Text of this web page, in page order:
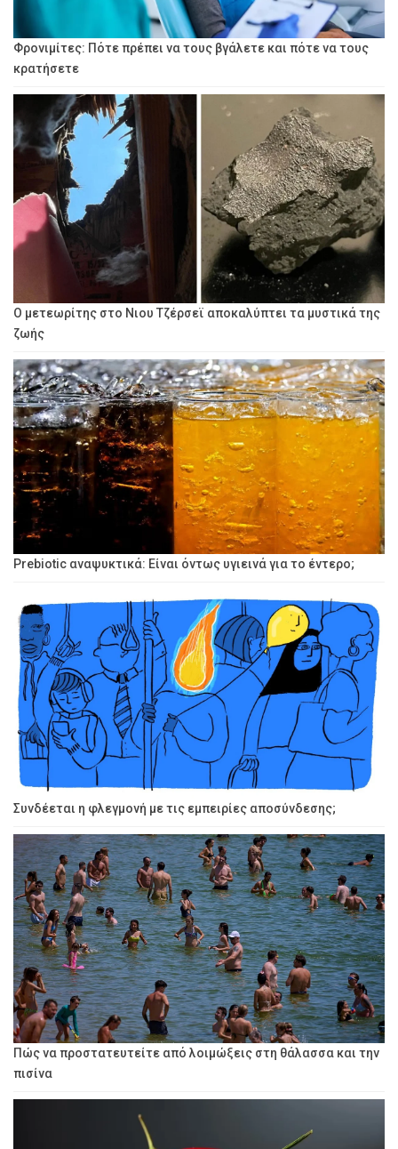
Φρονιμίτες: Πότε πρέπει να τους βγάλετε και πότε να τους
κρατήσετε
Ο μετεωρίτης στο Νιου Τζέρσεϊ αποκαλύπτει τα μυστικά της
ζωής
Prebiotic αναψυκτικά: Είναι όντως υγιεινά για το έντερο;
Συνδέεται η φλεγμονή με τις εμπειρίες αποσύνδεσης;
Πώς να προστατευτείτε από λοιμώξεις στη θάλασσα και την
πισίνα